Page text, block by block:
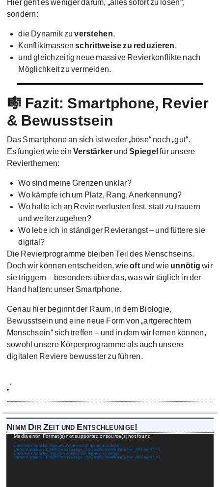
Hier geht es weniger darum, „alles sofort zu lösen“,
sondern:
die Dynamik zuverstehen,
Konfliktmassenschrittweise zu reduzieren,
und gleichzeitig neue massive Revierkonflikte nach
Möglichkeit zu vermeiden.
🎼 Fazit: Smartphone, Revier
& Bewusstsein
Das Smartphone an sich ist weder „böse“ noch „gut“.
Es fungiert wie ein Verstärker undSpiegel für unsere
Revierthemen:
Wo sind meine Grenzen unklar?
Wo kämpfe ich um Platz, Rang, Anerkennung?
Wo halte ich an Revierverlusten fest, statt zu trauern
und weiterzugehen?
Wo lebe ich in ständiger Revierangst – und füttere sie
digital?
Die Revierprogramme bleiben Teil des Menschseins.
Doch wir können entscheiden, wieoftund wie unnötig wir
sie triggern – besonders über das, was wir täglich in der
Hand halten: unser Smartphone.
Genau hier beginnt der Raum, in dem Biologie,
Bewusstsein und eine neue Form von „artgerechtem
Menschsein“ sich treffen – und in dem wir lernen können,
sowohl unsere Körperprogramme als auch unsere
digitalen Reviere bewusster zu führen.
„`
Nimm Dir Zeit und Entschleunige!
Video-
Player
Media error: Format(s) not supported or source(s) not found
Datei herunterladen: https://www.universal-harmonics.de/wp-
content/uploads/2016/09/Entschleunige_dasGoettlicheInAllemSehen_AKY.mp4?_=1
Datei herunterladen: http://www.universal-harmonics.de/wp-
content/uploads/2016/09/Entschleunige_dasGoettlicheInAllemSehen_AKY.mp4?_=1